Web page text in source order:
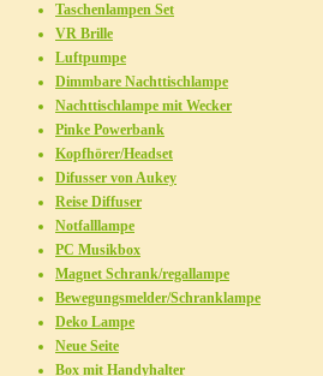
Taschenlampen Set
VR Brille
Luftpumpe
Dimmbare Nachttischlampe
Nachttischlampe mit Wecker
Pinke Powerbank
Kopfhörer/Headset
Difusser von Aukey
Reise Diffuser
Notfalllampe
PC Musikbox
Magnet Schrank/regallampe
Bewegungsmelder/Schranklampe
Deko Lampe
Neue Seite
Box mit Handyhalter